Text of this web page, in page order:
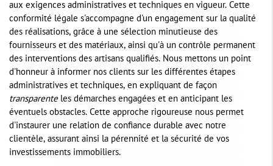
aux exigences administratives et techniques en vigueur. Cette
conformité légale s'accompagne d'un engagement sur la qualité
des réalisations, grâce à une sélection minutieuse des
fournisseurs et des matériaux, ainsi qu'à un contrôle permanent
des interventions des artisans qualifiés. Nous mettons un point
d'honneur à informer nos clients sur les différentes étapes
administratives et techniques, en expliquant de façon
transparenteles démarches engagées et en anticipant les
éventuels obstacles. Cette approche rigoureuse nous permet
d'instaurer une relation de confiance durable avec notre
clientèle, assurant ainsi la pérennité et la sécurité de vos
investissements immobiliers.